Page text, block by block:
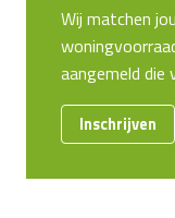
Wij matchen
aangemeld
Inschrijven